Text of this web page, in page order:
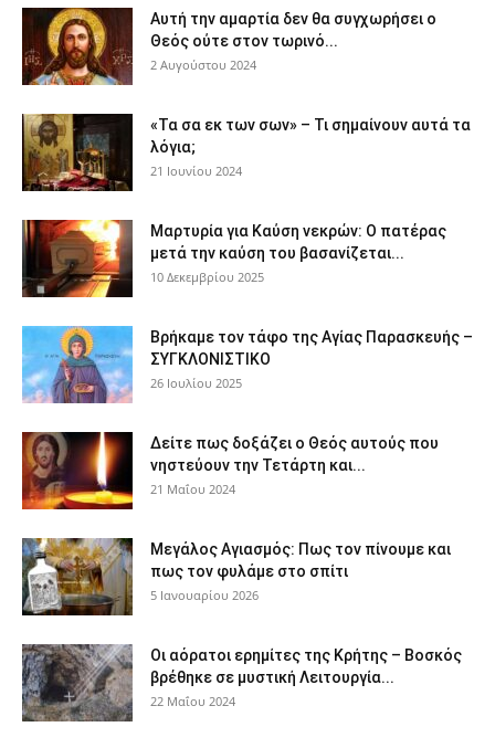
Αυτή την αμαρτία δεν θα συγχωρήσει ο
Θεός ούτε στον τωρινό...
2 Αυγούστου 2024
«Τα σα εκ των σων» – Τι σημαίνουν αυτά τα
λόγια;
21 Ιουνίου 2024
Μαρτυρία για Καύση νεκρών: Ο πατέρας
μετά την καύση του βασανίζεται...
10 Δεκεμβρίου 2025
Βρήκαμε τον τάφο της Αγίας Παρασκευής –
ΣΥΓΚΛΟΝΙΣΤΙΚΟ
26 Ιουλίου 2025
Δείτε πως δοξάζει ο Θεός αυτούς που
νηστεύουν την Τετάρτη και...
21 Μαΐου 2024
Μεγάλος Αγιασμός: Πως τον πίνουμε και
πως τον φυλάμε στο σπίτι
5 Ιανουαρίου 2026
Οι αόρατοι ερημίτες της Κρήτης – Βοσκός
βρέθηκε σε μυστική Λειτουργία...
22 Μαΐου 2024